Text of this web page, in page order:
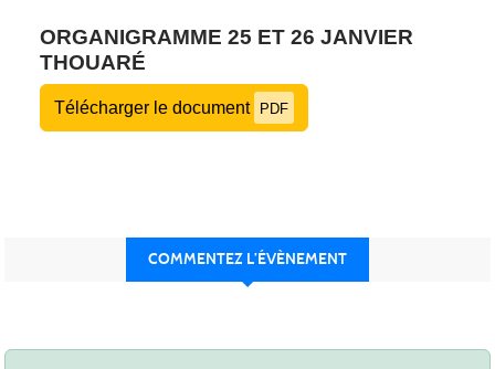
ORGANIGRAMME 25 ET 26 JANVIER
THOUARÉ
Télécharger le document PDF
COMMENTEZ L’ÉVÈNEMENT